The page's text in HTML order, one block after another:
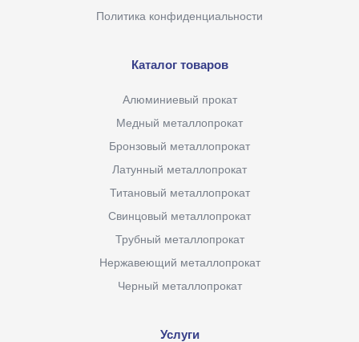
Политика конфиденциальности
Каталог товаров
Алюминиевый прокат
Медный металлопрокат
Бронзовый металлопрокат
Латунный металлопрокат
Титановый металлопрокат
Свинцовый металлопрокат
Трубный металлопрокат
Нержавеющий металлопрокат
Черный металлопрокат
Услуги